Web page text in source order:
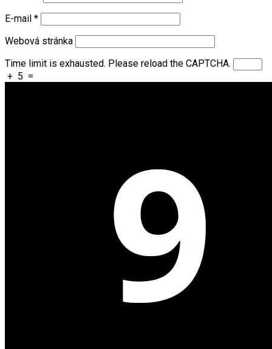
E-mail *
Webová stránka
Time limit is exhausted. Please reload the CAPTCHA.
+ 5 =